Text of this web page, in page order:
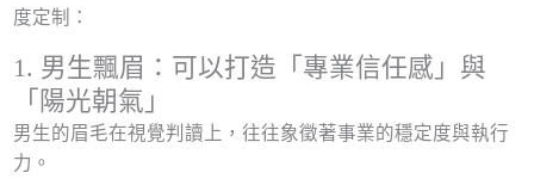
度定制：
1. 男生飄眉：可以打造「專業信任感」與
「陽光朝氣」
男生的眉毛在視覺判讀上，往往象徵著事業的穩定度與執行
力。